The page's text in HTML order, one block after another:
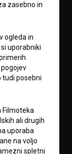
zasebno in
ogleda in
uporabniki
tudi posebni
Filmoteka
ali drugih
uporaba
na voljo
spletni